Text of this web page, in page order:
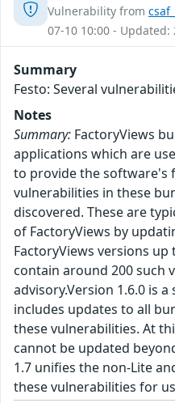
Vulnerability from
07-10 10:00 - Updated:
Summary
Festo: Several
Notes
Summary: FactoryViews
applications which are
to provide the software's
vulnerabilities in these
discovered. These are
of FactoryViews by
FactoryViews versions
contain around 200 such
advisory.Version 1.6.0 is
includes updates to all
these vulnerabilities. At
cannot be updated
1.7 unifies the non-Lite
these vulnerabilities for